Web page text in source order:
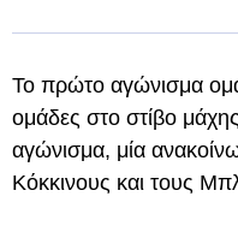
Το πρώτο αγώνισμα
ομάδες στο στίβο
αγώνισμα, μία
Κόκκινους και τους